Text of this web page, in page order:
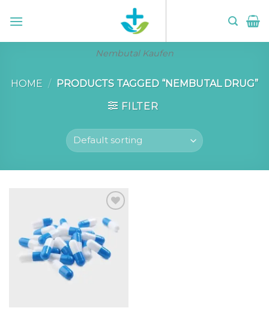
Nembutal Kaufen
HOME / PRODUCTS TAGGED “NEMBUTAL DRUG”
FILTER
Add to wishlist